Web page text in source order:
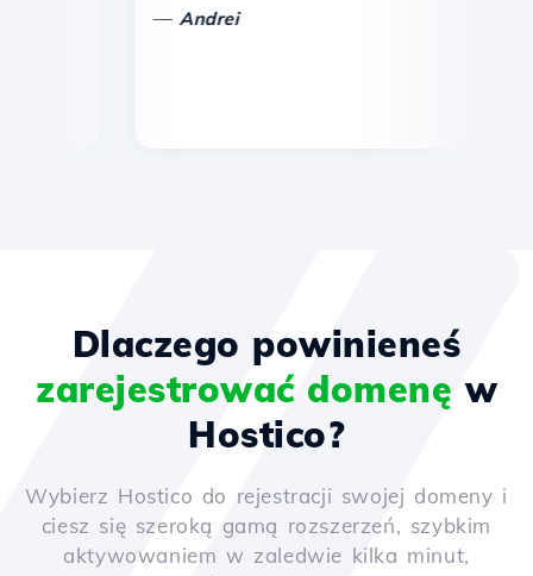
Andrei
Dlaczego powinieneś
zarejestrować domenę w
Hostico?
Wybierz Hostico do rejestracji swojej domeny i
ciesz się szeroką gamą rozszerzeń, szybkim
aktywowaniem w zaledwie kilka minut,